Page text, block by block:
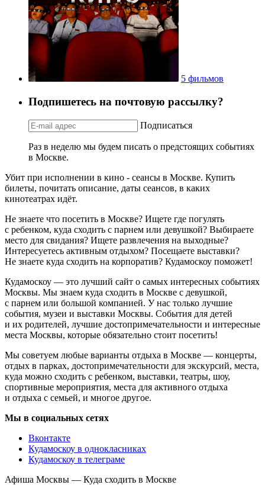
5 фильмов
Подпишетесь на почтовую рассылку?
Подписаться
Раз в неделю мы будем писать о предстоящих событиях
в Москве.
Убит при исполнении в кино - сеансы в Москве. Купить
билеты, почитать описание, даты сеансов, в каких
кинотеатрах идёт.
Не знаете что посетить в Москве? Ищете где погулять
с ребенком, куда сходить с парнем или девушкой? Выбираете
место для свидания? Ищете развлечения на выходные?
Интересуетесь активным отдыхом? Посещаете выставки?
Не знаете куда сходить на корпоратив? Кудамоскоу поможет!
Кудамоскоу — это лучший сайт о самых интересных событиях
Москвы. Мы знаем куда сходить в Москве с девушкой,
с парнем или большой компанией. У нас только лучшие
события, музеи и выставки Москвы. События для детей
и их родителей, лучшие достопримечательности и интересные
места Москвы, которые обязательно стоит посетить!
Мы советуем любые варианты отдыха в Москве — концерты,
отдых в парках, достопримечательности для экскурсий, места,
куда можно сходить с ребенком, выставки, театры, шоу,
спортивные мероприятия, места для активного отдыха
и отдыха с семьей, и многое другое.
Мы в социальных сетях
Вконтакте
Кудамоскоу в однокласниках
Кудамоскоу в телеграме
Афиша Москвы — Куда сходить в Москве